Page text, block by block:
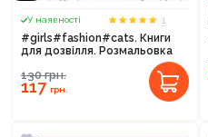
У наявності
1
#girls#fashion#cats. Книги
для дозвілля. Розмальовка
130грн.
117грн.